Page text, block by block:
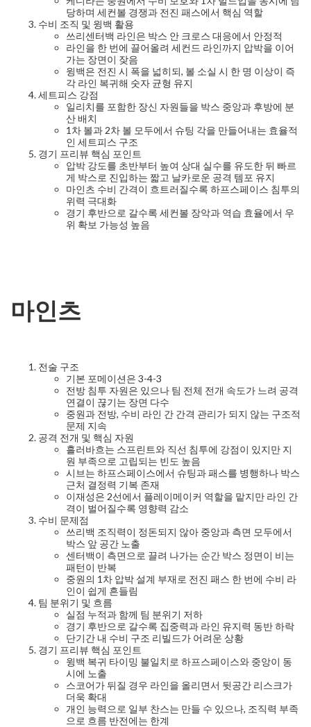
당하며 세컨볼 경쟁과 전진 패스에서 핵심 역할
수비 조직 및 윙백 활용
쓰리센터백 라인은 박스 안 크로스 대응에서 안정적
라인을 한 번에 끌어올려 세컨드 라인까지 압박을 이어
가는 장면이 잦음
윙백은 전진 시 폭을 넓히되, 볼 소실 시 한 명 이상이 즉
각 라인 복귀해 숫자 균형 유지
세트피스 강점
일리치를 포함한 장신 자원들을 박스 중앙과 후방에 분
산 배치
1차 볼과 2차 볼 모두에서 슈팅 각을 만들어내는 효율적
인 세트피스 구조
경기 프리뷰 핵심 포인트
압박 강도를 초반부터 높여 상대 실수를 유도한 뒤 빠르
게 박스로 진입하는 짧고 날카로운 공격 템포 유지
마인츠 수비 간격이 흐트러질수록 하프스페이스 침투의
위력 극대화
경기 후반으로 갈수록 세컨볼 장악과 역습 효율에서 우
위 확보 가능성 높음
마인츠
전술 구조
기본 포메이션은 3-4-3
전방 침투 자원은 있으나 팀 전체 전개 속도가 느려 공격
연결이 끊기는 장면 다수
중원과 전방, 수비 라인 간 간격 관리가 되지 않는 구조적
문제 지속
공격 전개 및 핵심 자원
흘러바흐는 스프린트와 직선 침투에 강점이 있지만 지
원 부족으로 고립되는 빈도 높음
시브는 하프스페이스에서 슈팅과 패스를 병행하나 박스
근처 결정력 기복 존재
이재성은 2선에서 플레이메이커 역할을 맡지만 라인 간
격이 벌어질수록 영향력 감소
수비 문제점
쓰리백 조직력이 정돈되지 않아 중앙과 측면 모두에서
박스 앞 공간 노출
센터백이 측면으로 끌려 나가는 순간 박스 정면이 비는
패턴이 반복
중원의 1차 압박 설계 부재로 전진 패스 한 번에 수비 라
인이 쉽게 흔들림
팀 분위기 및 흐름
실점 누적과 함께 팀 분위기 저하
경기 후반으로 갈수록 집중력과 라인 유지력 동반 하락
단기간 내 수비 구조 리빌드가 어려운 상황
경기 프리뷰 핵심 포인트
윙백 복귀 타이밍 불일치로 하프스페이스와 중앙이 동
시에 노출
스코어가 뒤질 경우 라인을 올리면서 뒷공간 리스크가
더욱 확대
개인 능력으로 일부 찬스는 만들 수 있으나, 조직력 부족
으로 흐름 반전에는 한계